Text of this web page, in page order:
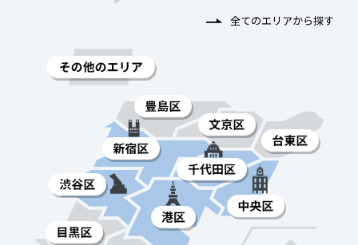
全てのエリアから探す